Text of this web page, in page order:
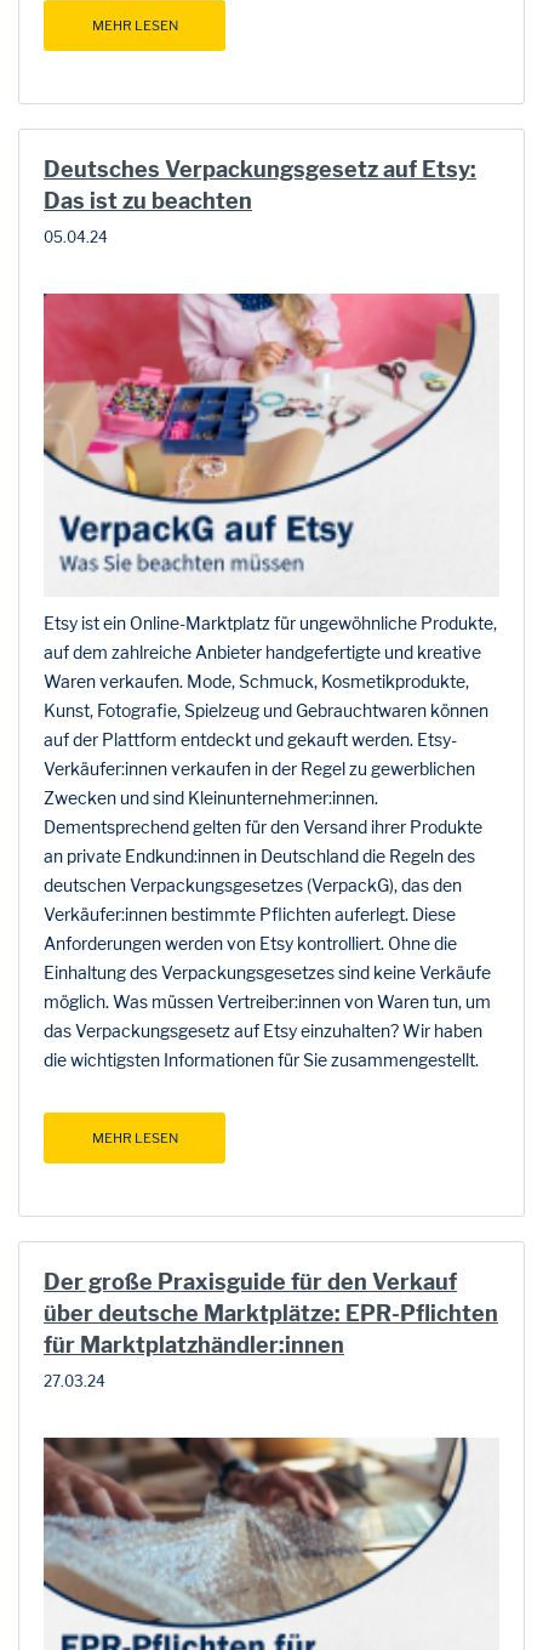
MEHR LESEN
Deutsches Verpackungsgesetz auf Etsy:
Das ist zu beachten
05.04.24
Etsy ist ein Online-Marktplatz für ungewöhnliche Produkte,
auf dem zahlreiche Anbieter handgefertigte und kreative
Waren verkaufen. Mode, Schmuck, Kosmetikprodukte,
Kunst, Fotografie, Spielzeug und Gebrauchtwaren können
auf der Plattform entdeckt und gekauft werden. Etsy-
Verkäufer:innen verkaufen in der Regel zu gewerblichen
Zwecken und sind Kleinunternehmer:innen.
Dementsprechend gelten für den Versand ihrer Produkte
an private Endkund:innen in Deutschland die Regeln des
deutschen Verpackungsgesetzes (VerpackG), das den
Verkäufer:innen bestimmte Pflichten auferlegt. Diese
Anforderungen werden von Etsy kontrolliert. Ohne die
Einhaltung des Verpackungsgesetzes sind keine Verkäufe
möglich. Was müssen Vertreiber:innen von Waren tun, um
das Verpackungsgesetz auf Etsy einzuhalten? Wir haben
die wichtigsten Informationen für Sie zusammengestellt.
MEHR LESEN
Der große Praxisguide für den Verkauf
über deutsche Marktplätze: EPR-Pflichten
für Marktplatzhändler:innen
27.03.24